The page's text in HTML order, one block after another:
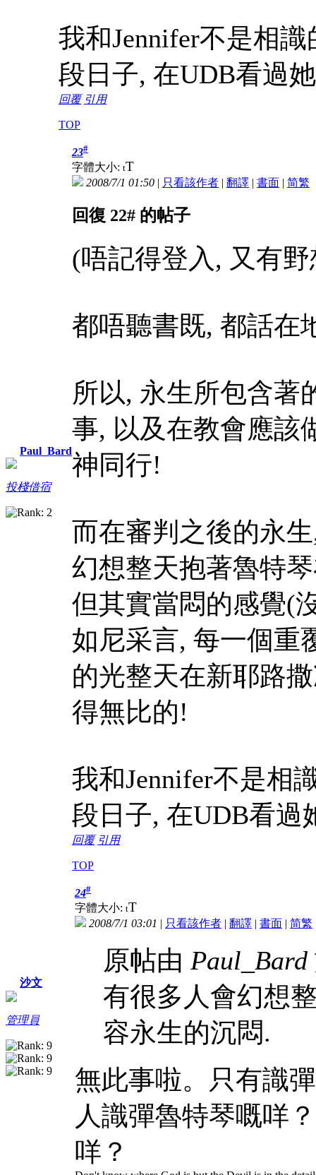
我和Jennifer不是相
段日子, 在UDB看過
回覆 引用
TOP
Paul_Bard
投棧借宿
23#
字體大小: tT
2008/7/1 01:50 | 只看該作者 | 翻譯 | 書面 | 简繁
回復 22# 的帖子
(唔記得登入, 又有
都唔聽書既, 都話在
所以, 永生所包含著
事, 以及在教會應該
神同行!
而在審判之後的永
幻想整天抱著魯特
但其實當悶的感覺(
如尼采言, 每一個重
的光整天在新耶路
得無比的!
我和Jennifer不是相
段日子, 在UDB看過
回覆 引用
TOP
沙文
管理員
24#
字體大小: tT
2008/7/1 03:01 | 只看該作者 | 翻譯 | 書面 | 简繁
原帖由 Paul_Bard
有很多人會幻想
容永生的沉悶.
無此事啦。只有識
人識彈魯特琴嘅咩
咩？